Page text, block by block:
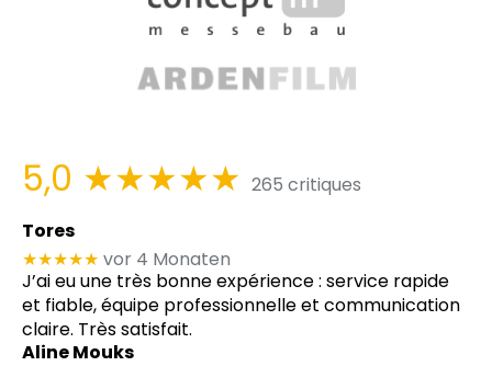
5,0 ★★★★★ 265 critiques
Tores
★★★★★ vor 4 Monaten
J’ai eu une très bonne expérience : service rapide
et fiable, équipe professionnelle et communication
claire. Très satisfait.
Aline Mouks